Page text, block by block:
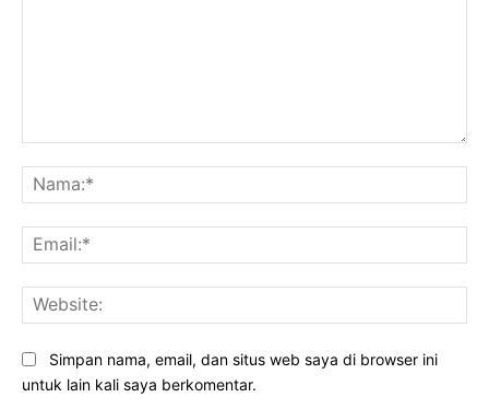
Simpan nama, email, dan situs web saya di browser ini
untuk lain kali saya berkomentar.